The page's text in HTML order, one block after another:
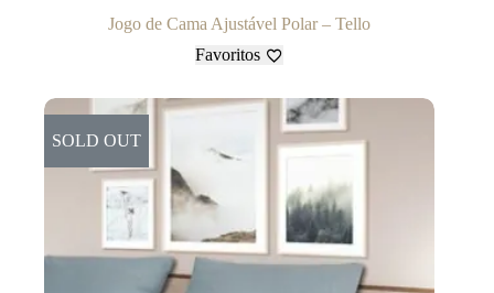
Jogo de Cama Ajustável Polar – Tello
Favoritos
SOLD OUT